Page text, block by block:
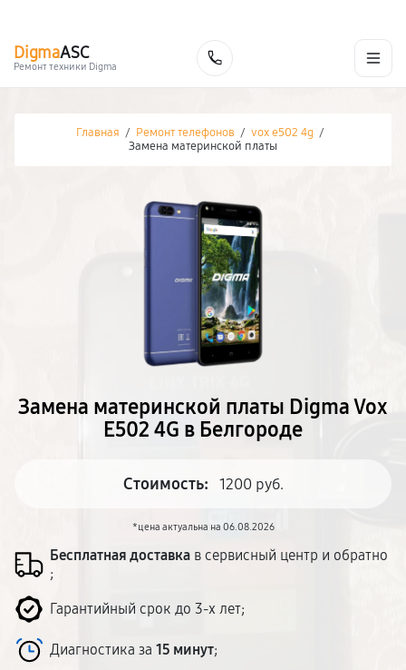
DigmaASC
Ремонт техники Digma
Главная / Ремонт телефонов / vox e502 4g /
Замена материнской платы
Замена материнской платы Digma Vox
E502 4G в Белгороде
Стоимость: 1200 руб.
*цена актуальна на 06.08.2026
Бесплатная доставкав сервисный центр и обратно
;
Гарантийный срок до 3-х лет;
Диагностика за 15 минут;